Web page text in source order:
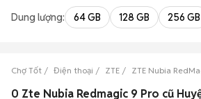
Dung lượng: 64 GB 128 GB 256 GB
Chợ Tốt Điện thoại ZTE ZTE Nubia